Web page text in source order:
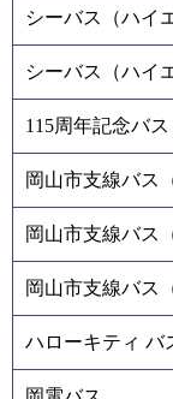
シーバス（ハイ
シーバス（ハイ
115周年記念バス
岡山市支線バス
岡山市支線バス
岡山市支線バス
ハローキティ バ